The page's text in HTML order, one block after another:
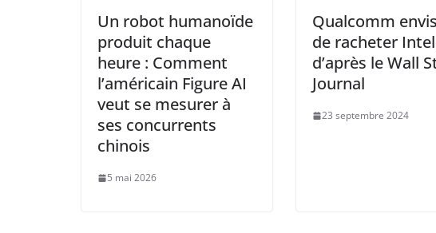
Un robot humanoïde
produit chaque
heure : Comment
l’américain Figure AI
veut se mesurer à
ses concurrents
chinois
5 mai 2026
Qualcomm
de racheter
d’après le Wall
Journal
23 septembre 2024